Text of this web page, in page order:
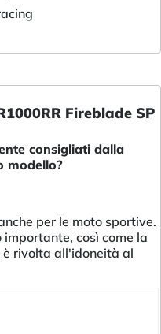
Fireblade SP
consigliati dalla
modello?
per le moto sportive.
così come la
rivolta all'idoneità al